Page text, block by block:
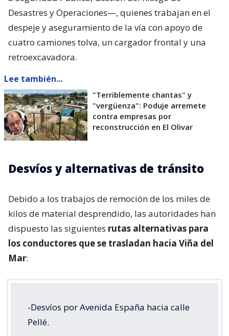
Desastres y Operaciones—, quienes trabajan en el
despeje y aseguramiento de la vía con apoyo de
cuatro camiones tolva, un cargador frontal y una
retroexcavadora.
Lee también...
"Terriblemente chantas" y
"vergüenza": Poduje arremete
contra empresas por
reconstrucción en El Olivar
Desvíos y alternativas de tránsito
Debido a los trabajos de remoción de los miles de
kilos de material desprendido, las autoridades han
dispuesto las siguientes rutas alternativas para
los conductores que se trasladan hacia Viña del
Mar:
-Desvíos por Avenida España hacia calle
Pellé.